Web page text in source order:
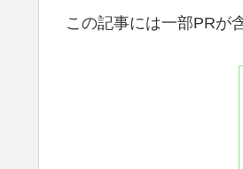
この記事には一部PRが